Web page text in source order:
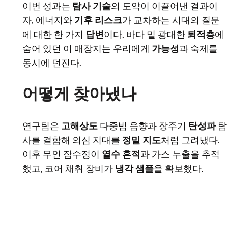
이번 성과는 탐사 기술의 도약이 이끌어낸 결과이
자, 에너지와 기후 리스크가 교차하는 시대의 질문
에 대한 한 가지 답변이다. 바다 밑 광대한 퇴적층에
숨어 있던 이 매장지는 우리에게 가능성과 숙제를
동시에 던진다.
어떻게 찾아냈나
연구팀은 고해상도 다중빔 음향과 장주기 탄성파탐
사를 결합해 의심 지대를 정밀 지도처럼 그려냈다.
이후 무인 잠수정이 열수 흔적 과 가스 누출을 추적
했고, 코어 채취 장비가 냉각 샘플을 확보했다.